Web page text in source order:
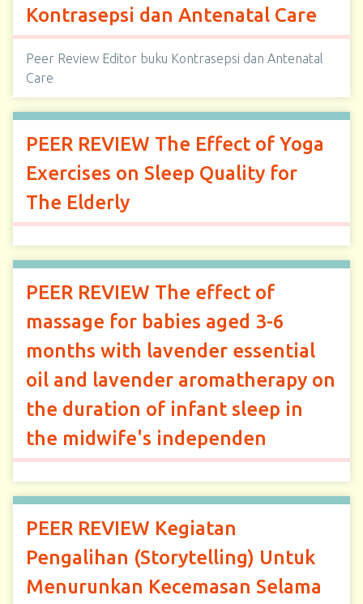
Kontrasepsi dan Antenatal Care
Peer Review Editor buku Kontrasepsi dan Antenatal
Care
PEER REVIEW The Effect of Yoga
Exercises on Sleep Quality for
The Elderly
PEER REVIEW The effect of
massage for babies aged 3-6
months with lavender essential
oil and lavender aromatherapy on
the duration of infant sleep in
the midwife's independen
PEER REVIEW Kegiatan
Pengalihan (Storytelling) Untuk
Menurunkan Kecemasan Selama